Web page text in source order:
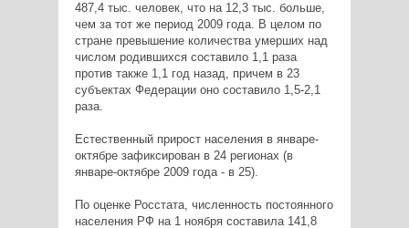
487,4 тыс. человек, что на 12,3 тыс. больше,
чем за тот же период 2009 года. В целом по
стране превышение количества умерших над
числом родившихся составило 1,1 раза
против также 1,1 год назад, причем в 23
субъектах Федерации оно составило 1,5-2,1
раза.
Естественный прирост населения в январе-
октябре зафиксирован в 24 регионах (в
январе-октябре 2009 года - в 25).
По оценке Росстата, численность постоянного
населения РФ на 1 ноября составила 141,8